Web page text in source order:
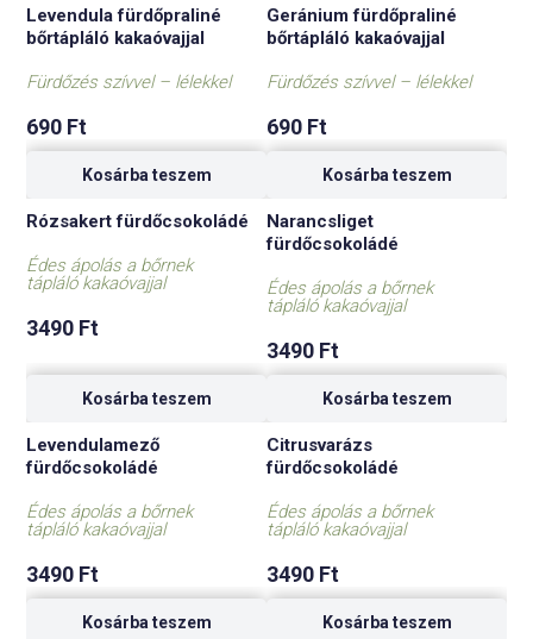
Levendula fürdőpraliné
bőrtápláló kakaóvajjal
Fürdőzés szívvel – lélekkel
690 Ft
Kosárba teszem
Geránium fürdőpraliné
bőrtápláló kakaóvajjal
Fürdőzés szívvel – lélekkel
690 Ft
Kosárba teszem
Rózsakert fürdőcsokoládé
Édes ápolás a bőrnek
tápláló kakaóvajjal
3490 Ft
Kosárba teszem
Narancsliget
fürdőcsokoládé
Édes ápolás a bőrnek
tápláló kakaóvajjal
3490 Ft
Kosárba teszem
Levendulamező
fürdőcsokoládé
Édes ápolás a bőrnek
tápláló kakaóvajjal
3490 Ft
Kosárba teszem
Citrusvarázs
fürdőcsokoládé
Édes ápolás a bőrnek
tápláló kakaóvajjal
3490 Ft
Kosárba teszem